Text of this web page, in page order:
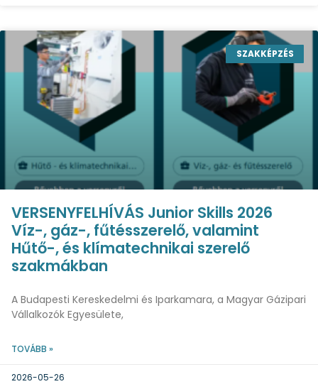
SZAKKÉPZÉS
VERSENYFELHÍVÁS Junior Skills 2026
Víz-, gáz-, fűtésszerelő, valamint
Hűtő-, és klímatechnikai szerelő
szakmákban
A Budapesti Kereskedelmi és Iparkamara, a Magyar Gázipari
Vállalkozók Egyesülete,
TOVÁBB »
2026-05-26